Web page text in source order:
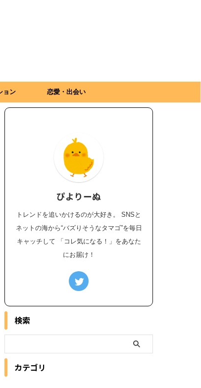
ョン 恋愛・出会い
ぴよりーぬ
トレンドを追いかけるのが大好き。 SNSと
ネットの海から“バズりそうなタマゴ”を毎日
キャッチして 「コレ気になる！」をあなた
にお届け！
検索
カテゴリ